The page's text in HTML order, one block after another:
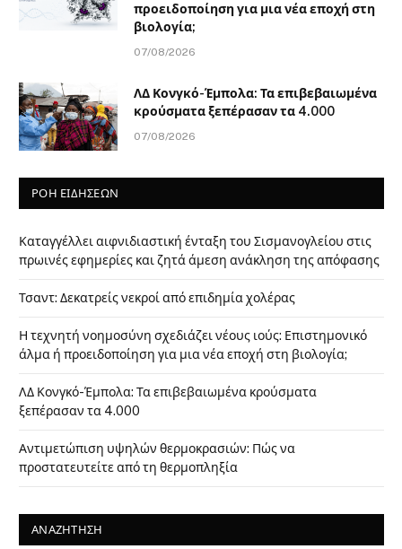
προειδοποίηση για μια νέα εποχή στη
βιολογία;
07/08/2026
ΛΔ Κονγκό-Έμπολα: Τα επιβεβαιωμένα
κρούσματα ξεπέρασαν τα 4.000
07/08/2026
ΡΟΗ ΕΙΔΗΣΕΩΝ
Καταγγέλλει αιφνιδιαστική ένταξη του Σισμανογλείου στις
πρωινές εφημερίες και ζητά άμεση ανάκληση της απόφασης
Τσαντ: Δεκατρείς νεκροί από επιδημία χολέρας
Η τεχνητή νοημοσύνη σχεδιάζει νέους ιούς: Επιστημονικό
άλμα ή προειδοποίηση για μια νέα εποχή στη βιολογία;
ΛΔ Κονγκό-Έμπολα: Τα επιβεβαιωμένα κρούσματα
ξεπέρασαν τα 4.000
Αντιμετώπιση υψηλών θερμοκρασιών: Πώς να
προστατευτείτε από τη θερμοπληξία
ΑΝΑΖΗΤΗΣΗ